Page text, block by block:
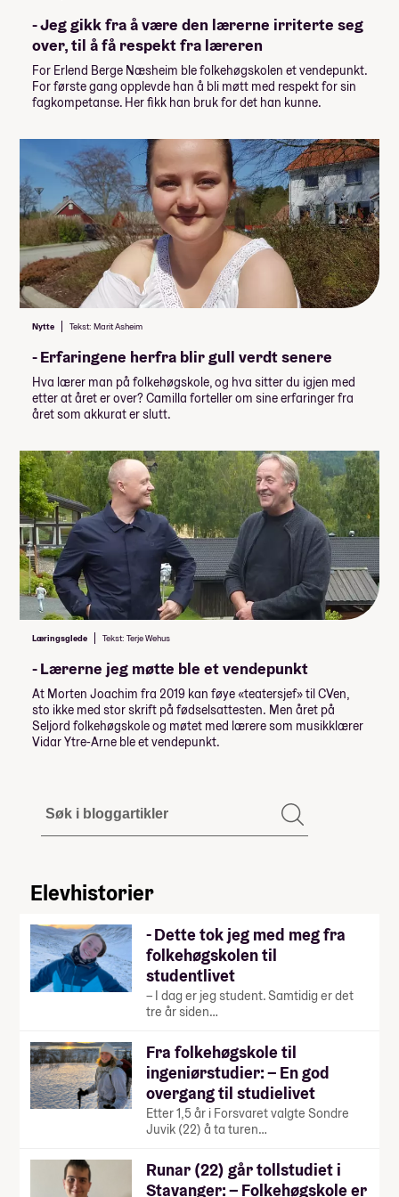
- Jeg gikk fra å være den lærerne irriterte seg
over, til å få respekt fra læreren
For Erlend Berge Næsheim ble folkehøgskolen et vendepunkt.
For første gang opplevde han å bli møtt med respekt for sin
fagkompetanse. Her fikk han bruk for det han kunne.
Nytte Tekst: Marit Asheim
- Erfaringene herfra blir gull verdt senere
Hva lærer man på folkehøgskole, og hva sitter du igjen med
etter at året er over? Camilla forteller om sine erfaringer fra
året som akkurat er slutt.
Læringsglede Tekst: Terje Wehus
- Lærerne jeg møtte ble et vendepunkt
At Morten Joachim fra 2019 kan føye «teatersjef» til CVen,
sto ikke med stor skrift på fødselsattesten. Men året på
Seljord folkehøgskole og møtet med lærere som musikklærer
Vidar Ytre-Arne ble et vendepunkt.
Elevhistorier
- Dette tok jeg med meg fra
folkehøgskolen til
studentlivet
– I dag er jeg student. Samtidig er det
tre år siden…
Fra folkehøgskole til
ingeniørstudier: – En god
overgang til studielivet
Etter 1,5 år i Forsvaret valgte Sondre
Juvik (22) å ta turen…
Runar (22) går tollstudiet i
Stavanger: – Folkehøgskole er